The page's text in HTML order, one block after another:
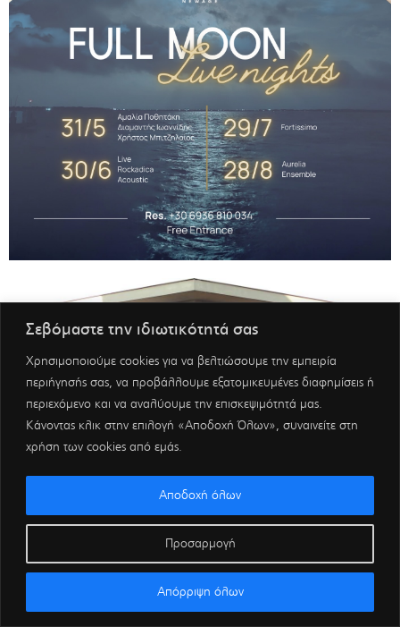
Σεβόμαστε την ιδιωτικότητά σας
Χρησιμοποιούμε cookies για να βελτιώσουμε την εμπειρία
περιήγησής σας, να προβάλλουμε εξατομικευμένες διαφημίσεις ή
περιεχόμενο και να αναλύουμε την επισκεψιμότητά μας.
Κάνοντας κλικ στην επιλογή «Αποδοχή Όλων», συναινείτε στη
χρήση των cookies από εμάς.
Προσαρμογή
Απόρριψη όλων
Αποδοχή όλων